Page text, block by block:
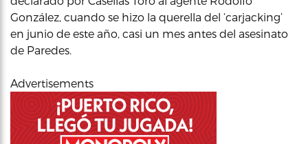
González, cuando se hizo la querella del ‘carjacking’
en junio de este año, casi un mes antes del asesinato
de Paredes.
Advertisements